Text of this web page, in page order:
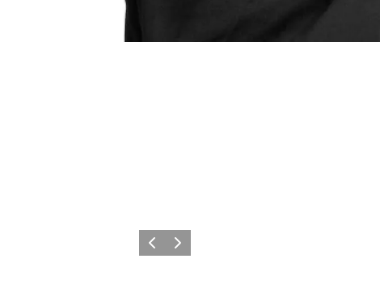
Vorherige Folie
Nächste Folie